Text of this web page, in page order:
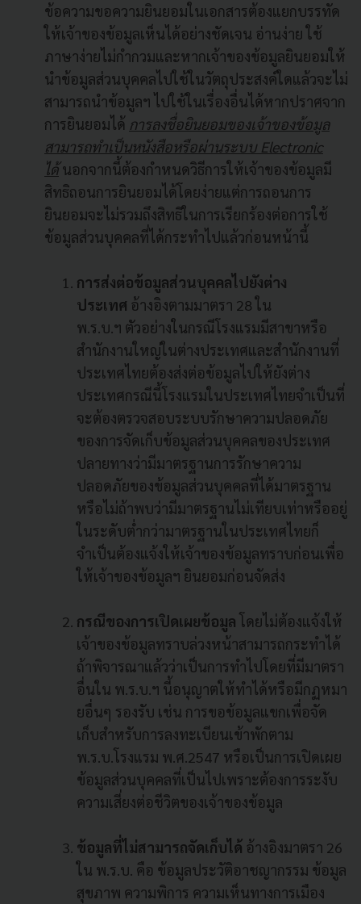
ข้อความขอความยินยอมในเอกสารต้องแยกบรรทัด
ให้เจ้าของข้อมูลเห็นได้อย่างชัดเจน อ่านง่าย ใช้
ภาษาง่ายไม่กำกวมและหากเจ้าของข้อมูลยินยอมให้
นำข้อมูลส่วนบุคคลไปใช้ในวัตถุประสงค์ใดแล้วจะไม่
สามารถนำข้อมูลฯ ไปใช้ในเรื่องอื่นได้หากปราศจาก
การยินยอมได้ การลงชื่อยินยอมของเจ้าของข้อมูล
สามารถทำเป็นหนังสือหรือผ่านระบบ Electronic
ได้ นอกจากนี้ต้องกำหนดวิธีการให้เจ้าของข้อมูลมี
สิทธิถอนการยินยอมได้โดยง่ายแต่การถอนการ
ยินยอมจะไม่รวมถึงสิทธิในการเรียกร้องต่อการใช้
ข้อมูลส่วนบุคคลที่ได้กระทำไปแล้วก่อนหน้านี้
การส่งต่อข้อมูลส่วนบุคคลไปยังต่าง
ประเทศ อ้างอิงตามมาตรา 28 ใน
พ.ร.บ.ฯ ตัวอย่างในกรณีโรงแรมมีสาขาหรือ
สำนักงานใหญ่ในต่างประเทศและสำนักงานที่
ประเทศไทยต้องส่งต่อข้อมูลไปให้ยังต่าง
ประเทศกรณีนี้โรงแรมในประเทศไทยจำเป็นที่
จะต้องตรวจสอบระบบรักษาความปลอดภัย
ของการจัดเก็บข้อมูลส่วนบุคคลของประเทศ
ปลายทางว่ามีมาตรฐานการรักษาความ
ปลอดภัยของข้อมูลส่วนบุคคลที่ได้มาตรฐาน
หรือไม่ถ้าพบว่ามีมาตรฐานไม่เทียบเท่าหรืออยู่
ในระดับต่ำกว่ามาตรฐานในประเทศไทยก็
จำเป็นต้องแจ้งให้เจ้าของข้อมูลทราบก่อนเพื่อ
ให้เจ้าของข้อมูลฯ ยินยอมก่อนจัดส่ง
กรณีของการเปิดเผยข้อมูล โดยไม่ต้องแจ้งให้
เจ้าของข้อมูลทราบล่วงหน้าสามารถกระทำได้
ถ้าพิจารณาแล้วว่าเป็นการทำไปโดยที่มีมาตรา
อื่นใน พ.ร.บ.ฯ นี้อนุญาตให้ทำได้หรือมีกฏหมา
ยอื่นๆ รองรับ เช่น การขอข้อมูลแขกเพื่อจัด
เก็บสำหรับการลงทะเบียนเข้าพักตาม
พ.ร.บ.โรงแรม พ.ศ.2547 หรือเป็นการเปิดเผย
ข้อมูลส่วนบุคคลที่เป็นไปเพราะต้องการระงับ
ความเสี่ยงต่อชีวิตของเจ้าของข้อมูล
ข้อมูลที่ไม่สามารถจัดเก็บได้ อ้างอิงมาตรา 26
ใน พ.ร.บ. คือ ข้อมูลประวัติอาชญากรรม ข้อมูล
สุขภาพ ความพิการ ความเห็นทางการเมือง